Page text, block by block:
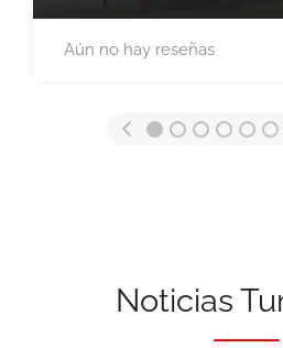
Aún no hay reseñas
Noticias